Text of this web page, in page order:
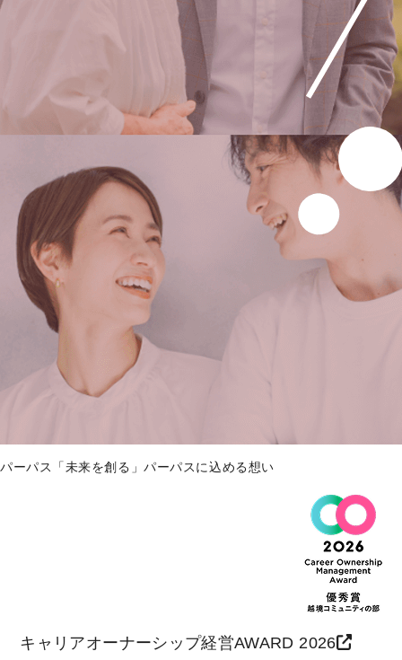
パーパス「未来を創る」パーパスに込める想い
キャリアオーナーシップ経営AWARD 2026